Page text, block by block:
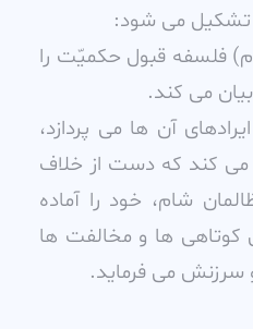
مى شود:
فلسفه قبول حکميّت را
مى کند.
آن ها مى پردازد،
کند که دست از خلاف
شام، خود را آماده
کوتاهى ها و مخالفت ها
سرزنش مى فرمايد.